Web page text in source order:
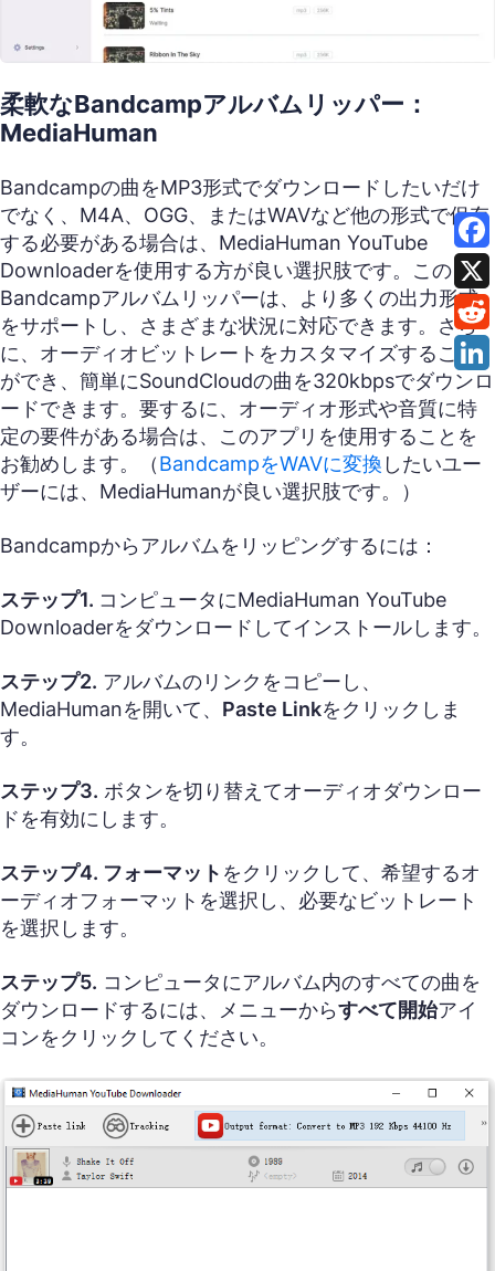
柔軟なBandcampアルバムリッパー：
MediaHuman
Bandcampの曲をMP3形式でダウンロードしたいだけ
でなく、M4A、OGG、またはWAVなど他の形式で保存
する必要がある場合は、MediaHuman YouTube
Downloaderを使用する方が良い選択肢です。この
Bandcampアルバムリッパーは、より多くの出力形式
をサポートし、さまざまな状況に対応できます。さら
に、オーディオビットレートをカスタマイズすること
ができ、簡単にSoundCloudの曲を320kbpsでダウンロ
ードできます。要するに、オーディオ形式や音質に特
定の要件がある場合は、このアプリを使用することを
お勧めします。（BandcampをWAVに変換 したいユー
ザーには、MediaHumanが良い選択肢です。）
Bandcampからアルバムをリッピングするには：
ステップ1. コンピュータにMediaHuman YouTube
Downloaderをダウンロードしてインストールします。
ステップ2. アルバムのリンクをコピーし、
MediaHumanを開いて、 Paste Linkをクリックしま
す。
ステップ3. ボタンを切り替えてオーディオダウンロー
ドを有効にします。
ステップ4. フォーマット をクリックして、希望するオ
ーディオフォーマットを選択し、必要なビットレート
を選択します。
ステップ5. コンピュータにアルバム内のすべての曲を
ダウンロードするには、メニューからすべて開始アイ
コンをクリックしてください。